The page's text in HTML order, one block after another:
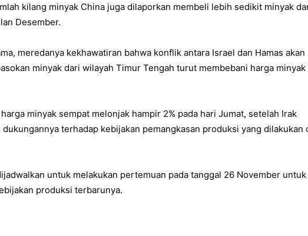
kilang minyak China juga dilaporkan membeli lebih sedikit minyak
Desember.
meredanya kekhawatiran bahwa konflik antara Israel dan Hamas akan
minyak dari wilayah Timur Tengah turut membebani harga minyak
minyak sempat melonjak hampir 2% pada hari Jumat, setelah Irak
dukungannya terhadap kebijakan pemangkasan produksi yang dilakukan
untuk melakukan pertemuan pada tanggal 26 November untuk
produksi terbarunya.